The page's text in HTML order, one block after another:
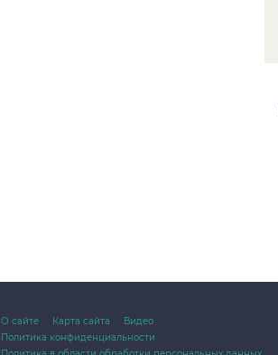
О сайте Карта сайта
Видео
Политика конфиденциальности